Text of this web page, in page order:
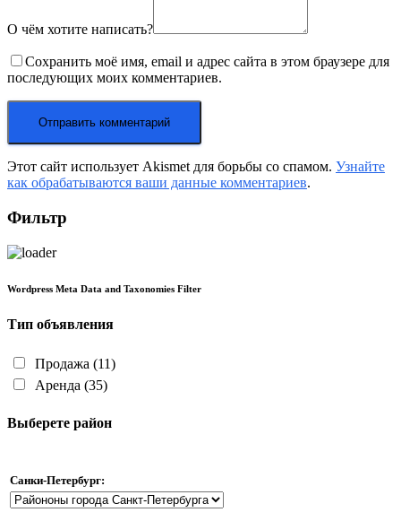
О чём хотите написать?
Сохранить моё имя, email и адрес сайта в этом браузере для
последующих моих комментариев.
Этот сайт использует Akismet для борьбы со спамом. Узнайте
как обрабатываются ваши данные комментариев.
Фильтр
Wordpress Meta Data and Taxonomies Filter
Тип объявления
Продажа (11)
Аренда (35)
Выберете район
Санки-Петербург: